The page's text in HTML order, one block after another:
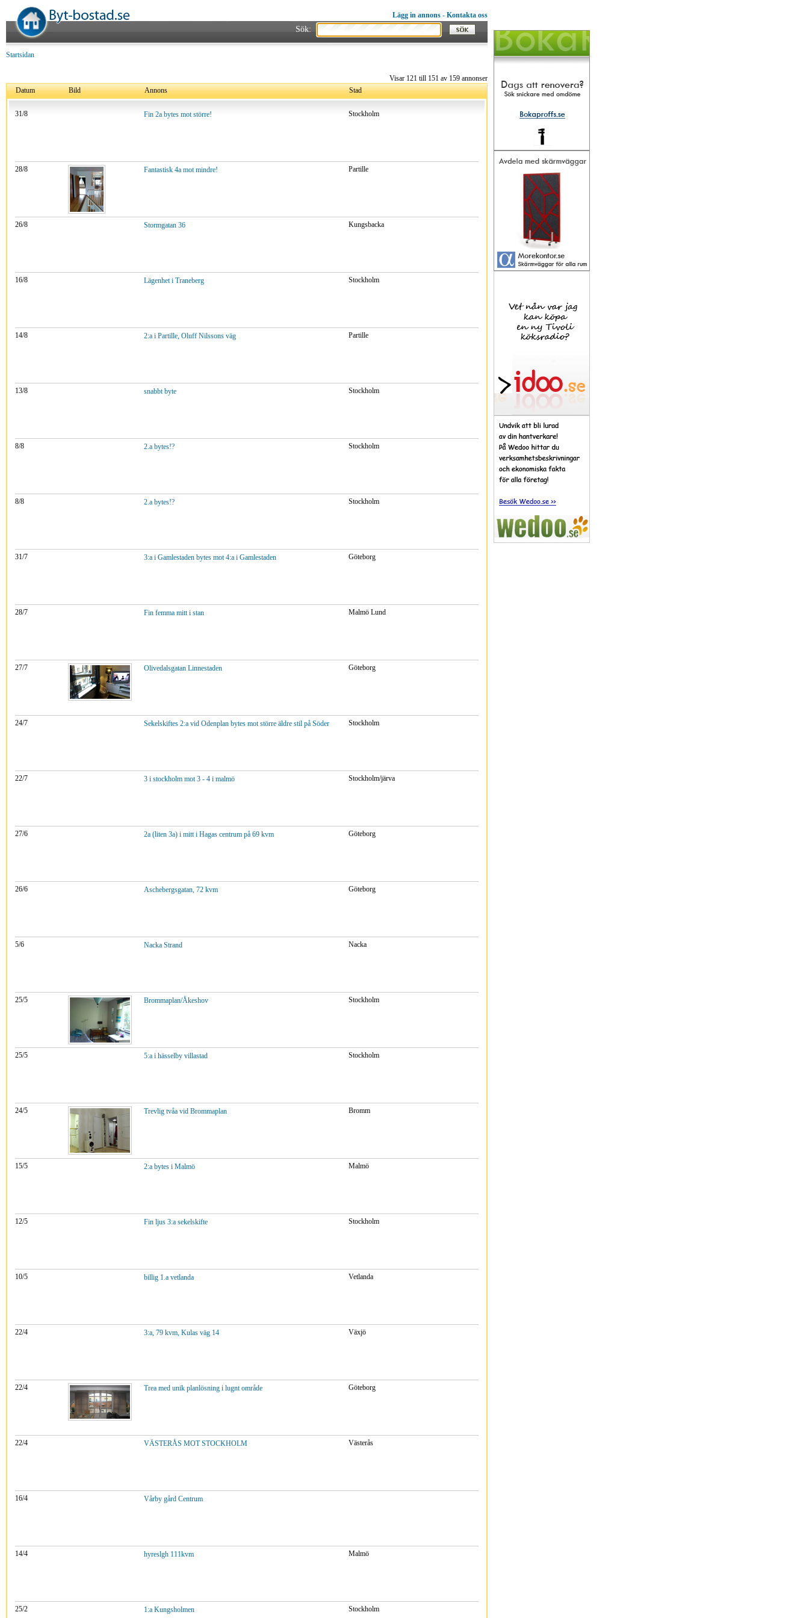
Lägg in annons - Kontakta oss
Sök:
Startsidan
Visar 121 till 151 av 159 annonser
Datum
Bild Annons Stad
31/8 Fin 2a bytes mot större! Stockholm
28/8 Fantastisk 4a mot mindre! Partille
26/8 Stormgatan 36 Kungsbacka
16/8 Lägenhet i Traneberg Stockholm
14/8 2:a i Partille, Oluff Nilssons väg Partille
13/8 snabbt byte Stockholm
8/8 2.a bytes!? Stockholm
8/8 2.a bytes!? Stockholm
31/7 3:a i Gamlestaden bytes mot 4:a i Gamlestaden Göteborg
28/7 Fin femma mitt i stan Malmö Lund
27/7 Olivedalsgatan Linnestaden Göteborg
24/7 Sekelskiftes 2:a vid Odenplan bytes mot större äldre stil på Söder Stockholm
22/7 3 i stockholm mot 3 - 4 i malmö Stockholm/järva
27/6 2a (liten 3a) i mitt i Hagas centrum på 69 kvm Göteborg
26/6 Aschebergsgatan, 72 kvm Göteborg
5/6 Nacka Strand Nacka
25/5 Brommaplan/Åkeshov Stockholm
25/5 5:a i hässelby villastad Stockholm
24/5 Trevlig tvåa vid Brommaplan Bromm
15/5 2:a bytes i Malmö Malmö
12/5 Fin ljus 3:a sekelskifte Stockholm
10/5 billig 1.a vetlanda Vetlanda
22/4 3:a, 79 kvm, Kulas väg 14 Växjö
22/4 Trea med unik planlösning i lugnt område Göteborg
22/4 VÄSTERÅS MOT STOCKHOLM Västerås
16/4 Vårby gård Centrum
14/4 hyreslgh 111kvm Malmö
25/2 1:a Kungsholmen Stockholm